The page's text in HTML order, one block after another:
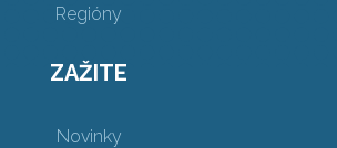
Regióny
ZAŽITE
Novinky